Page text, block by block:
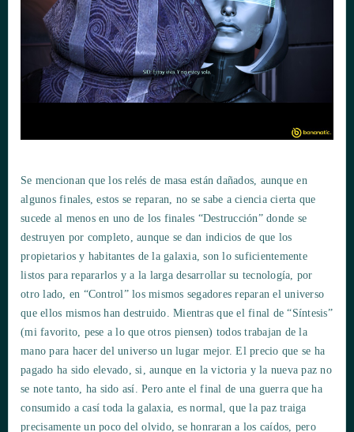
Se mencionan que los relés de masa están dañados, aunque en
algunos finales, estos se reparan, no se sabe a ciencia cierta que
sucede al menos en uno de los finales “Destrucción” donde se
destruyen por completo, aunque se dan indicios de que los
propietarios y habitantes de la galaxia, son lo suficientemente
listos para repararlos y a la larga desarrollar su tecnología, por
otro lado, en “Control” los mismos segadores reparan el universo
que ellos mismos han destruido. Mientras que el final de “Síntesis”
(mi favorito, pese a lo que otros piensen) todos trabajan de la
mano para hacer del universo un lugar mejor. El precio que se ha
pagado ha sido elevado, si, aunque en la victoria y la nueva paz no
se note tanto, ha sido así. Pero ante el final de una guerra que ha
consumido a casí toda la galaxia, es normal, que la paz traiga
precisamente un poco del olvido, se honraran a los caídos, pero